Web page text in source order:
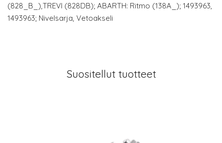
(828_B_),TREVI (828DB); ABARTH: Ritmo (138A_); 1493963,
1493963; Nivelsarja, Vetoakseli
Suositellut tuotteet